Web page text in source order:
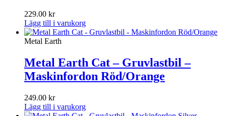
229.00 kr
Lägg till i varukorg
Metal Earth
Metal Earth Cat – Gruvlastbil –
Maskinfordon Röd/Orange
249.00 kr
Lägg till i varukorg